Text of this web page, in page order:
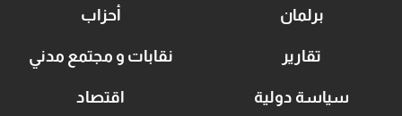
برلمان أحزاب
تقارير نقابات و مجتمع مدني
سياسة دولية اقتصاد